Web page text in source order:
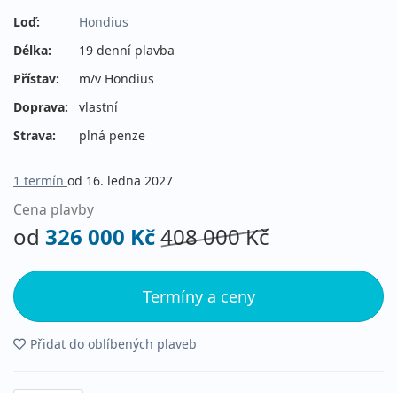
Loď:
Hondius
Délka:
19 denní plavba
Přístav:
m/v Hondius
Doprava:
vlastní
Strava:
plná penze
1 termín od 16. ledna 2027
Cena plavby
od 326 000 Kč408 000 Kč
Termíny a ceny
Přidat do oblíbených plaveb